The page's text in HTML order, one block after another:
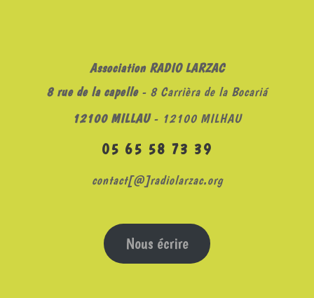
Association RADIO LARZAC
8 rue de la capelle- 8 Carrièra de la Bocariá
12100 MILLAU- 12100 MILHAU
05 65 58 73 39
contact[@]radiolarzac.org
Nous écrire